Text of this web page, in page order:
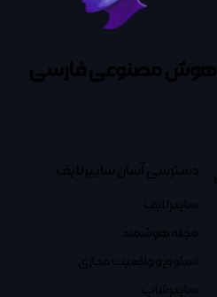
هوش مصنوعی فارسی
دسترسی آسان سایبرلایف
سایبرلایف
مجله هوشمند
استودیو واقعیت مجازی
سایبرشاپ